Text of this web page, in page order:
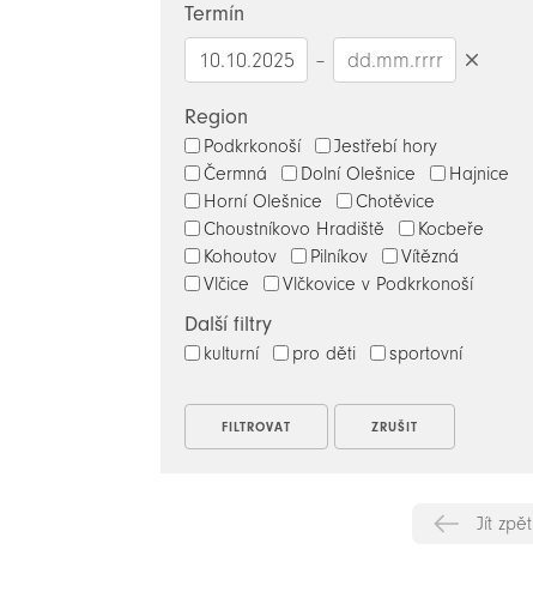
Termín
–
Region
Podkrkonoší
Jestřebí hory
Čermná
Dolní Olešnice
Hajnice
Horní Olešnice
Chotěvice
Choustníkovo Hradiště
Kocbeře
Kohoutov
Pilníkov
Vítězná
Vlčice
Vlčkovice v Podkrkonoší
Další filtry
kulturní pro děti sportovní
Jít zpět